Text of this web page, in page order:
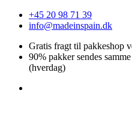
Videre+45 20 98 71 39
info@madeinspain.dk
Gratis fragt til pakkeshop
90% pakker sendes
(hverdag)